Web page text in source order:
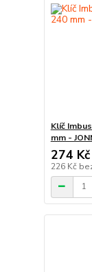
Klíč
mm -
274 Kč
226 Kč